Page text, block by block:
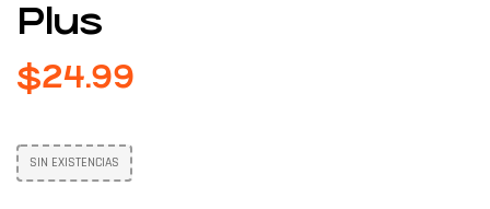
Plus
$24.99
SIN EXISTENCIAS